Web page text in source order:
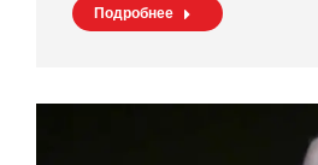
Подробнее